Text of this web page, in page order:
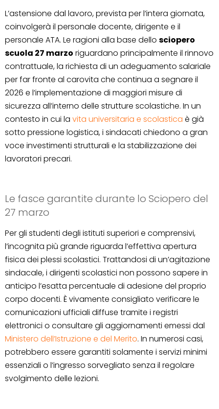
L’astensione dal lavoro, prevista per l’intera giornata,
coinvolgerà il personale docente, dirigente e il
personale ATA. Le ragioni alla base dello sciopero
scuola 27 marzo riguardano principalmente il rinnovo
contrattuale, la richiesta di un adeguamento salariale
per far fronte al carovita che continua a segnare il
2026 e l’implementazione di maggiori misure di
sicurezza all’interno delle strutture scolastiche. In un
contesto in cui la vita universitaria e scolastica è già
sotto pressione logistica, i sindacati chiedono a gran
voce investimenti strutturali e la stabilizzazione dei
lavoratori precari.
Le fasce garantite durante lo Sciopero del
27 marzo
Per gli studenti degli istituti superiori e comprensivi,
l’incognita più grande riguarda l’effettiva apertura
fisica dei plessi scolastici. Trattandosi di un’agitazione
sindacale, i dirigenti scolastici non possono sapere in
anticipo l’esatta percentuale di adesione del proprio
corpo docenti. È vivamente consigliato verificare le
comunicazioni ufficiali diffuse tramite i registri
elettronici o consultare gli aggiornamenti emessi dal
Ministero dell’Istruzione e del Merito. In numerosi casi,
potrebbero essere garantiti solamente i servizi minimi
essenziali o l’ingresso sorvegliato senza il regolare
svolgimento delle lezioni.